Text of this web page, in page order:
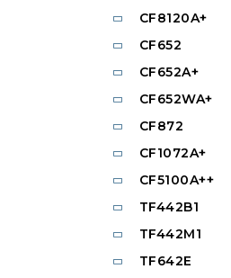
CF8120A+
CF652
CF652A+
CF652WA+
CF872
CF1072A+
CF5100A++
TF442B1
TF442M1
TF642E